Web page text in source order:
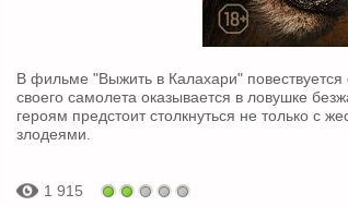
В фильме "Выжить в Калахари"
своего самолета оказывается в ловушке
героям предстоит столкнуться не только с
злодеями.
1 915